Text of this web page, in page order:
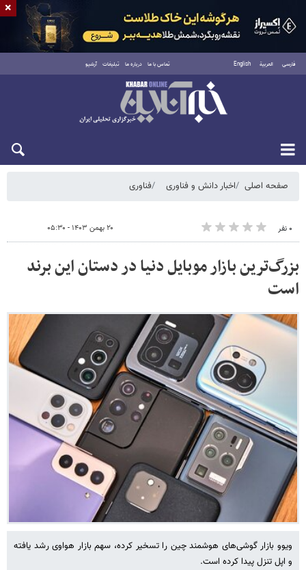
فارسی العربية English تماس با ما درباره ما تبلیغات آرشیو
شنبه ۱۷ مرداد ۱۴۰۵
صفحه اصلی اخبار دانش و فناوری فناوری
۰ نفر ۲۰ بهمن ۱۴۰۳ - ۰۵:۳۰
بزرگ‌ترین بازار موبایل دنیا در دستان این برند
است
ویوو بازار گوشی‌های هوشمند چین را تسخیر کرده، سهم بازار هواوی رشد یافته
و اپل تنزل پیدا کرده است.
×